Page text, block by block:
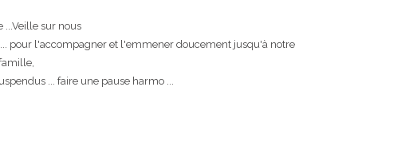
...Veille sur nous
... pour l'accompagner et l'emmener doucement jusqu'à notre
... faire une pause harmo ...